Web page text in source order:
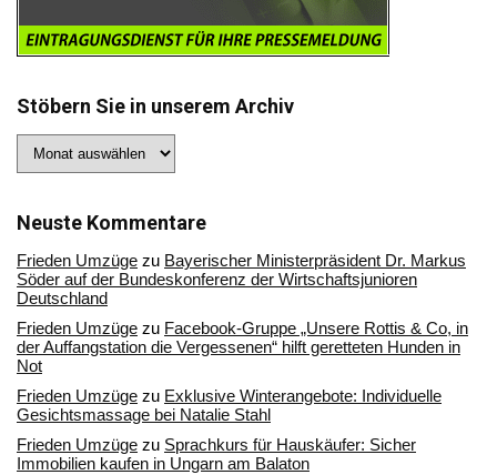
Stöbern Sie in unserem Archiv
Sie
Archiv
Neuste Kommentare
Frieden Umzüge zu Bayerischer Ministerpräsident Dr. Markus
Söder auf der Bundeskonferenz der Wirtschaftsjunioren
Deutschland
Frieden Umzüge zu Facebook-Gruppe „Unsere Rottis & Co, in
der Auffangstation die Vergessenen“ hilft geretteten Hunden in
Not
Frieden Umzüge zu Exklusive Winterangebote: Individuelle
Gesichtsmassage bei Natalie Stahl
Frieden Umzüge zu Sprachkurs für Hauskäufer: Sicher
Immobilien kaufen in Ungarn am Balaton